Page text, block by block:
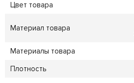
Цвет товара
Материал товара
Материалы товара
Плотность